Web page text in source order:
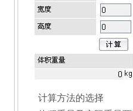
计算方法的选择